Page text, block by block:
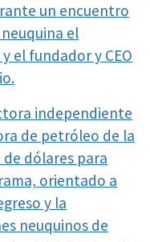
un encuentro
el
el fundador y CEO
independiente
de petróleo de la
dólares para
orientado a
y la
neuquinos de